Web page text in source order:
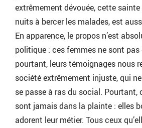
extrêmement dévouée, cette
nuits à bercer les malades, est
En apparence, le propos n’est
politique : ces femmes ne sont
pourtant, leurs témoignages nous
société extrêmement injuste, qui
se passe à ras du social. Pourtant,
sont jamais dans la plainte : elles
adorent leur métier. Tous ceux